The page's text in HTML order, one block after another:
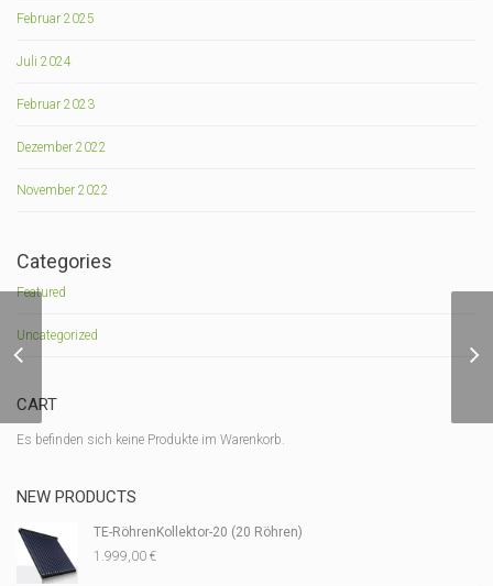
Februar 2025
Juli 2024
Februar 2023
Dezember 2022
November 2022
Categories
Featured
Uncategorized
CART
Es befinden sich keine Produkte im Warenkorb.
NEW PRODUCTS
TE-RöhrenKollektor-20 (20 Röhren)
1.999,00 €
MODULARE